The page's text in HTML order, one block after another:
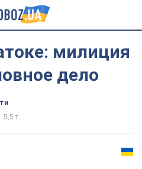
милиция
дело
5,5 т.